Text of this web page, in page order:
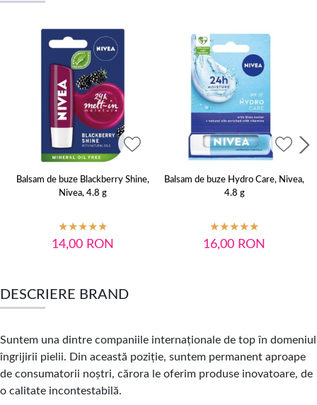
Balsam de buze Blackberry Shine,
Nivea, 4.8 g
14,00 RON
Balsam de buze Hydro Care, Nivea,
4.8 g
16,00 RON
DESCRIERE BRAND
Suntem una dintre companiile internaționale de top în domeniul
îngrijirii pielii. Din această poziție, suntem permanent aproape
de consumatorii noștri, cărora le oferim produse inovatoare, de
o calitate incontestabilă.